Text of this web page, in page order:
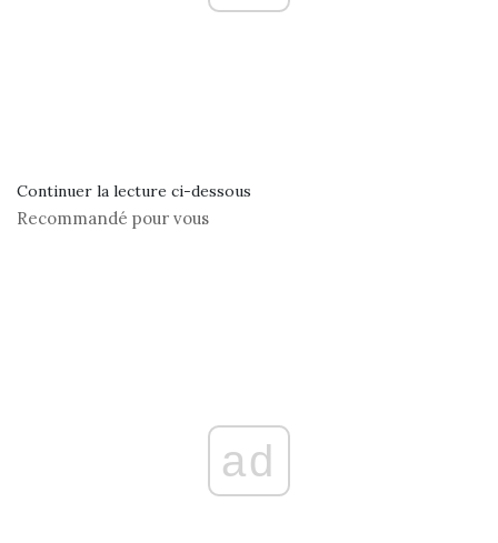
Continuer la lecture ci-dessous
Recommandé pour vous
ad